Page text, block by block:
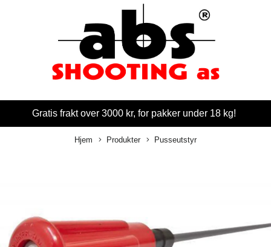
Gratis frakt over 3000 kr, for pakker under 18 kg!
Hjem Produkter Pusseutstyr